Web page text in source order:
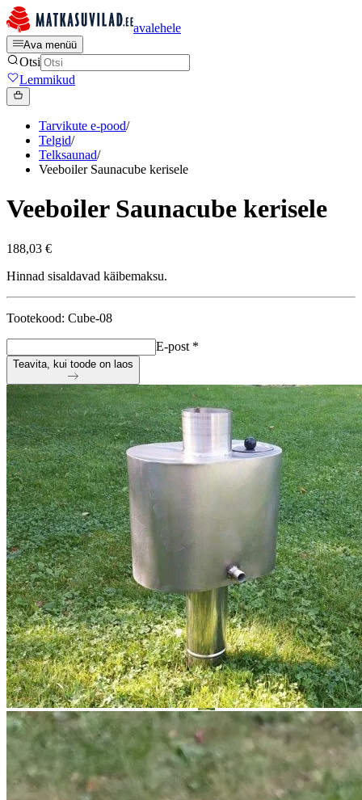
avalehele
Ava menüü
Otsi
Lemmikud
Tarvikute e-pood/
Telgid/
Telksaunad/
Veeboiler Saunacube kerisele
Veeboiler Saunacube kerisele
188,03 €
Hinnad sisaldavad käibemaksu.
Tootekood: Cube-08
E-post *
Teavita, kui toode on laos